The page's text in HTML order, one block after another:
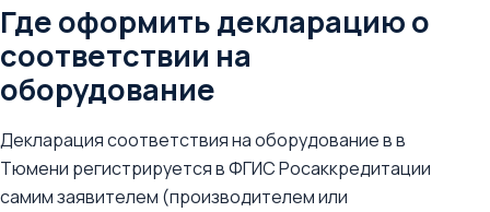
Где оформить декларацию о
соответствии на
оборудование
Декларация соответствия на оборудование в в
Тюмени регистрируется в ФГИС Росаккредитации
самим заявителем (производителем или